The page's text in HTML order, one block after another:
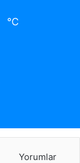
℃
Yorumlar